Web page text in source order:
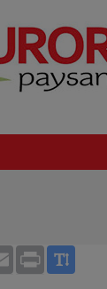
Email Print